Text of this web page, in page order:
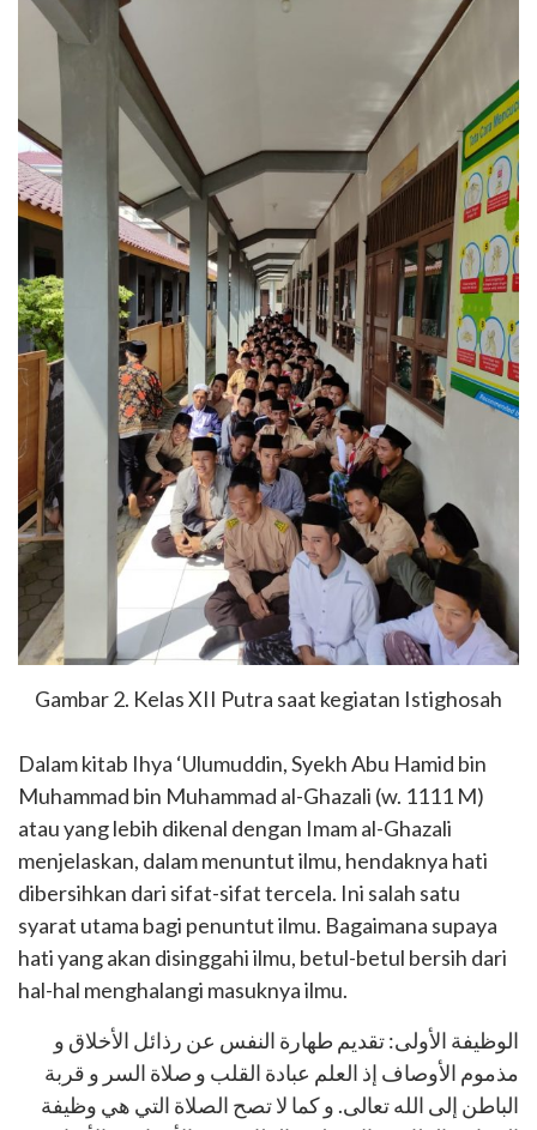
Gambar 2. Kelas XII Putra saat kegiatan Istighosah
Dalam kitab Ihya ‘Ulumuddin, Syekh Abu Hamid bin
Muhammad bin Muhammad al-Ghazali (w. 1111 M)
atau yang lebih dikenal dengan Imam al-Ghazali
menjelaskan, dalam menuntut ilmu, hendaknya hati
dibersihkan dari sifat-sifat tercela. Ini salah satu
syarat utama bagi penuntut ilmu. Bagaimana supaya
hati yang akan disinggahi ilmu, betul-betul bersih dari
hal-hal menghalangi masuknya ilmu.
مذموم الأوصاف إذ العلم عبادة القلب و صلاة السر و قربة
الباطن إلى الله تعالى. و كما لا تصح الصلاة التي هي وظيفة